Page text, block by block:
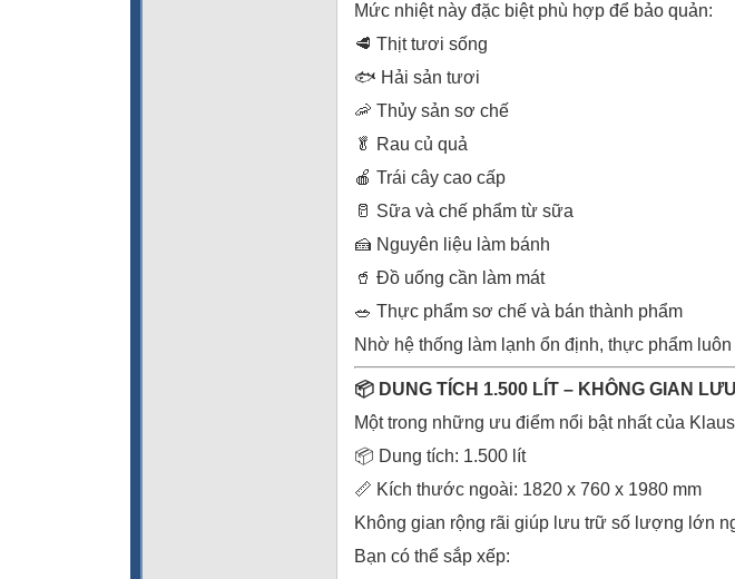
Mức nhiệt này đặc biệt phù hợp để bảo quản:
🥩 Thịt tươi sống
🐟 Hải sản tươi
🦐 Thủy sản sơ chế
🥬 Rau củ quả
🍎 Trái cây cao cấp
🥛 Sữa và chế phẩm từ sữa
🍰 Nguyên liệu làm bánh
🥤 Đồ uống cần làm mát
🥗 Thực phẩm sơ chế và bán thành phẩm
Nhờ hệ thống làm lạnh ổn định, thực phẩm
📦 DUNG TÍCH 1.500 LÍT – KHÔNG GIAN
Một trong những ưu điểm nổi bật nhất của
📦 Dung tích: 1.500 lít
📏 Kích thước ngoài: 1820 x 760 x 1980 mm
Không gian rộng rãi giúp lưu trữ số lượng lớn
Bạn có thể sắp xếp: